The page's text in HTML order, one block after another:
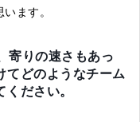
ます。
寄りの速さもあっ
てどのようなチーム
ださい。